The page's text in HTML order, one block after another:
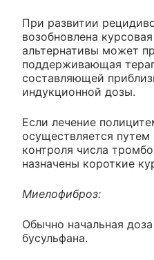
При развитии
возобновлена
альтернативы может
поддерживающая
составляющей
индукционной дозы.
Если лечение
осуществляется путем
контроля числа
назначены короткие
Миелофиброз:
Обычно начальная
бусульфана.